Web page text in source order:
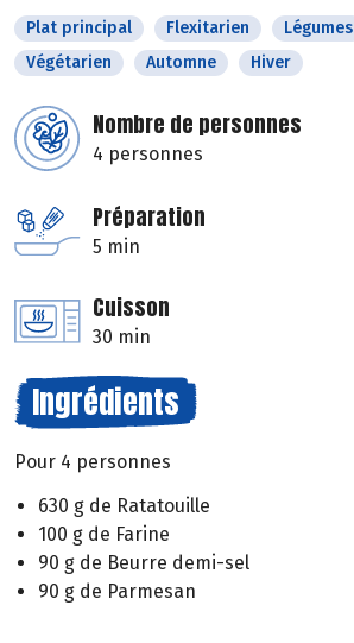
Plat principal Flexitarien Légumes
Végétarien
Automne Hiver
Nombre de personnes
4 personnes
Préparation
5 min
Cuisson
30 min
Ingrédients
Pour 4 personnes
630 g de Ratatouille
100 g de Farine
90 g de Beurre demi-sel
90 g de Parmesan